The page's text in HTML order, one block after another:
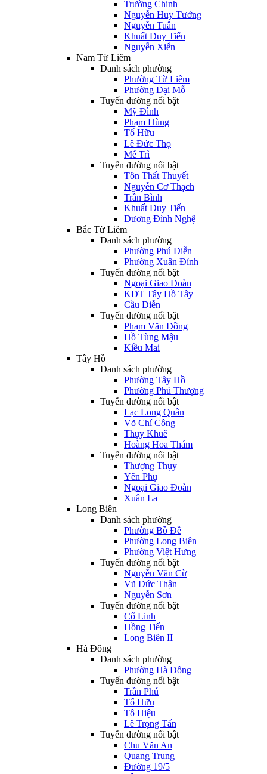
Trường Chinh
Nguyễn Huy Tưởng
Nguyễn Tuân
Khuất Duy Tiến
Nguyễn Xiển
Nam Từ Liêm
Danh sách phường
Phường Từ Liêm
Phường Đại Mỗ
Tuyến đường nổi bật
Mỹ Đình
Phạm Hùng
Tố Hữu
Lê Đức Thọ
Mễ Trì
Tuyến đường nổi bật
Tôn Thất Thuyết
Nguyễn Cơ Thạch
Trần Bình
Khuất Duy Tiến
Dương Đình Nghệ
Bắc Từ Liêm
Danh sách phường
Phường Phú Diễn
Phường Xuân Đỉnh
Tuyến đường nổi bật
Ngoại Giao Đoàn
KĐT Tây Hồ Tây
Cầu Diễn
Tuyến đường nổi bật
Phạm Văn Đồng
Hồ Tùng Mậu
Kiều Mai
Tây Hồ
Danh sách phường
Phường Tây Hồ
Phường Phú Thượng
Tuyến đường nổi bật
Lạc Long Quân
Võ Chí Công
Thụy Khuê
Hoàng Hoa Thám
Tuyến đường nổi bật
Thượng Thụy
Yên Phụ
Ngoại Giao Đoàn
Xuân La
Long Biên
Danh sách phường
Phường Bồ Đề
Phường Long Biên
Phường Việt Hưng
Tuyến đường nổi bật
Nguyễn Văn Cừ
Vũ Đức Thận
Nguyễn Sơn
Tuyến đường nổi bật
Cổ Linh
Hồng Tiến
Long Biên II
Hà Đông
Danh sách phường
Phường Hà Đông
Tuyến đường nổi bật
Trần Phú
Tố Hữu
Tô Hiệu
Lê Trọng Tấn
Tuyến đường nổi bật
Chu Văn An
Quang Trung
Đường 19/5